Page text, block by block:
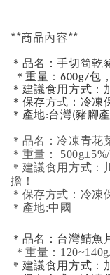
**商品內容**
＊品名：手切筍乾
＊重量：600g/包
＊建議食用方式：
＊保存方式：冷凍
＊產地:台灣(豬腳
＊品名：冷凍青花
＊重量：
＊建議食用方式：
擔！
＊保存方式：冷凍
＊產地:中國
＊品名：台灣鯖魚
＊重量：
＊建議食用方式：